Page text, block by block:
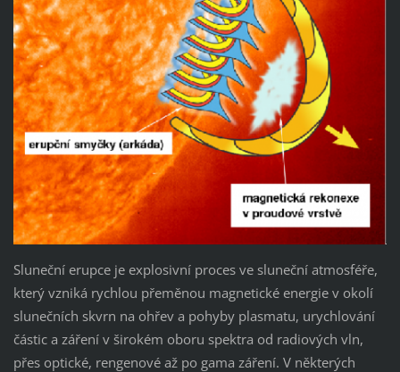
Sluneční erupce je explosivní proces ve sluneční atmosféře,
který vzniká rychlou přeměnou magnetické energie v okolí
slunečních skvrn na ohřev a pohyby plasmatu, urychlování
částic a záření v širokém oboru spektra od radiových vln,
přes optické, rengenové až po gama záření. V některých